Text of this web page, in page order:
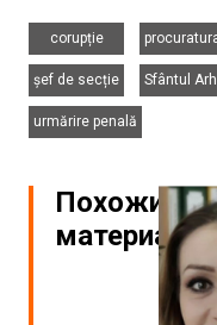
corupție
șef de secție
Sfântul
urmărire penală
Похожие
материалы